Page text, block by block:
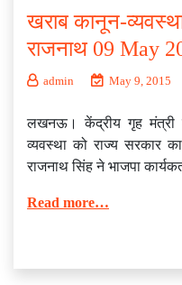
खराब कानून-
राजनाथ 09 May
admin May 9, 2015
लखनऊ। केंद्रीय गृह मंत्री
व्यवस्था को राज्य
राजनाथ सिंह ने भाजपा
Read more…